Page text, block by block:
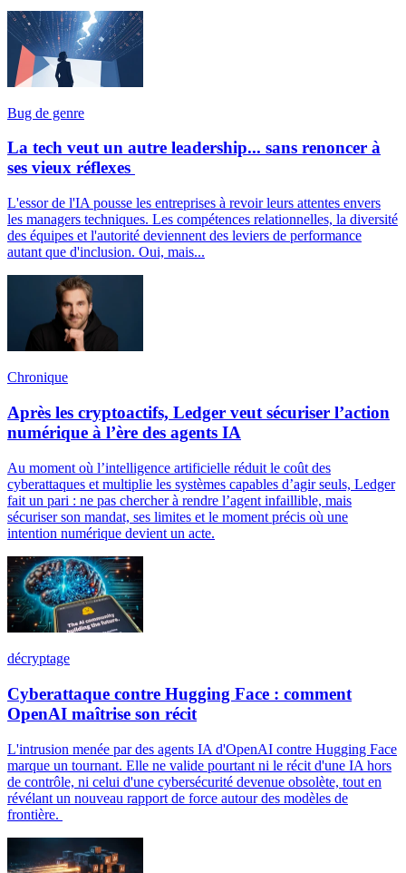
Bug de genre
La tech veut un autre leadership... sans renoncer à
ses vieux réflexes
L'essor de l'IA pousse les entreprises à revoir leurs attentes envers
les managers techniques. Les compétences relationnelles, la diversité
des équipes et l'autorité deviennent des leviers de performance
autant que d'inclusion. Oui, mais...
Chronique
Après les cryptoactifs, Ledger veut sécuriser l’action
numérique à l’ère des agents IA
Au moment où l’intelligence artificielle réduit le coût des
cyberattaques et multiplie les systèmes capables d’agir seuls, Ledger
fait un pari : ne pas chercher à rendre l’agent infaillible, mais
sécuriser son mandat, ses limites et le moment précis où une
intention numérique devient un acte.
décryptage
Cyberattaque contre Hugging Face : comment
OpenAI maîtrise son récit
L'intrusion menée par des agents IA d'OpenAI contre Hugging Face
marque un tournant. Elle ne valide pourtant ni le récit d'une IA hors
de contrôle, ni celui d'une cybersécurité devenue obsolète, tout en
révélant un nouveau rapport de force autour des modèles de
frontière.